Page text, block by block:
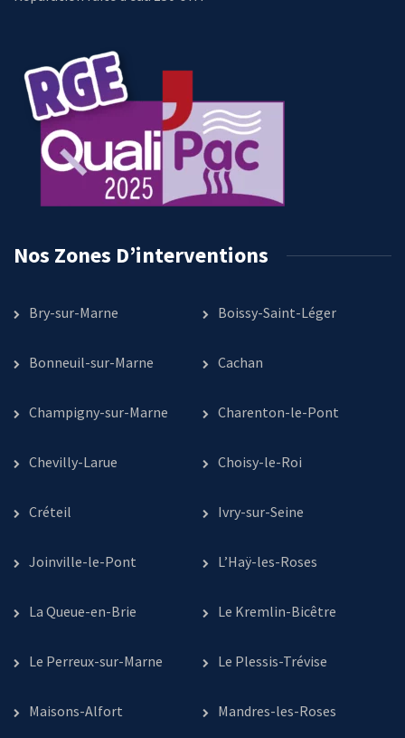
Nos Zones D’interventions
Bry-sur-Marne Boissy-Saint-Léger
Bonneuil-sur-Marne Cachan
Champigny-sur-Marne Charenton-le-Pont
Chevilly-Larue Choisy-le-Roi
Créteil Ivry-sur-Seine
Joinville-le-Pont L’Haÿ-les-Roses
La Queue-en-Brie Le Kremlin-Bicêtre
Le Perreux-sur-Marne Le Plessis-Trévise
Maisons-Alfort Mandres-les-Roses